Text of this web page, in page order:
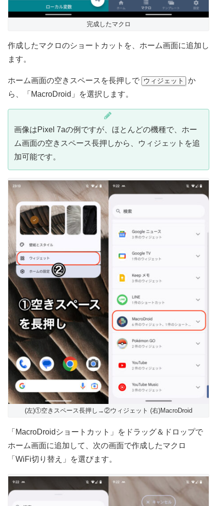
完成したマクロ
作成したマクロのショートカットを、ホーム画面に追加し
ます。
ホーム画面の空きスペースを長押しで ウィジェット
か
ら、「MacroDroid」を選択します。
画像はPixel 7aの例ですが、ほとんどの機種で、ホー
ム画面の空きスペース長押しから、ウィジェットを追
加可能です。
(左)①空きスペース長押し→②ウィジェット (右)MacroDroid
「MacroDroidショートカット」をドラッグ＆ドロップで
ホーム画面に追加して、次の画面で作成したマクロ
「WiFi切り替え」を選びます。